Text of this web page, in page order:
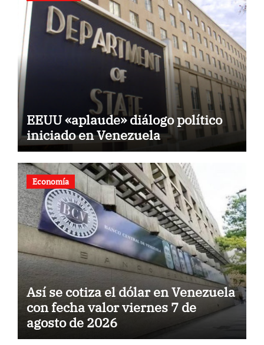
EEUU «aplaude» diálogo político
iniciado en Venezuela
Economía
Así se cotiza el dólar en Venezuela
con fecha valor viernes 7 de
agosto de 2026